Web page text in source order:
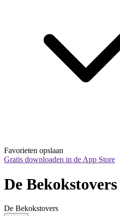
Favorieten opslaan
Gratis downloaden in de App Store
De Bekokstovers
De Bekokstovers